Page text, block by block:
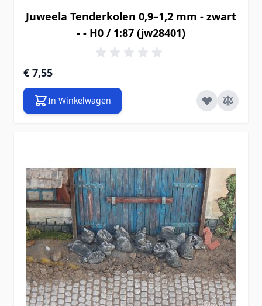
Juweela Tenderkolen 0,9–1,2 mm - zwart
- - H0 / 1:87 (jw28401)
€ 7,55
In Winkelwagen